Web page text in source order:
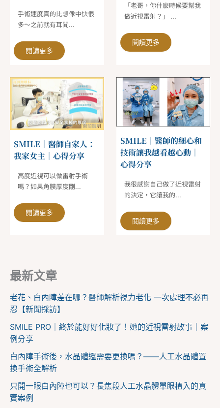
手術速度真的比想像中快很
多～之前就有耳聞...
閱讀更多
「老哥，你什麼時候要幫我
做近視雷射？」 ...
閱讀更多
SMILE｜醫師自家人：
我家女主｜心得分享
高度近視可以做雷射手術
嗎？如果角膜厚度剛...
閱讀更多
SMILE｜醫師的細心和
技術讓我越看越心動｜
心得分享
我很感謝自己做了近視雷射
的決定，它讓我的...
閱讀更多
最新文章
老花、白內障差在哪？醫師解析視力老化 一次處理不必再
忍【新聞採訪】
SMILE PRO｜終於能好好化妝了！她的近視雷射故事｜案
例分享
白內障手術後，水晶體還需要更換嗎？——人工水晶體置
換手術全解析
只開一眼白內障也可以？長焦段人工水晶體單眼植入的真
實案例